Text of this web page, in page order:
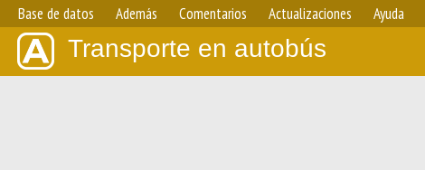
Base de datos Además Comentarios Actualizaciones Ayuda
Transporte en autobús